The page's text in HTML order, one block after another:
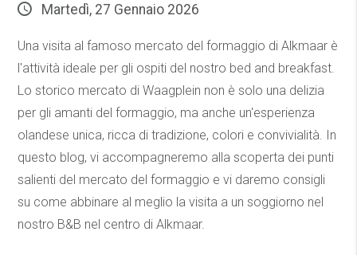
Martedì, 27 Gennaio 2026
Una visita al famoso mercato del formaggio di Alkmaar è
l'attività ideale per gli ospiti del nostro bed and breakfast.
Lo storico mercato di Waagplein non è solo una delizia
per gli amanti del formaggio, ma anche un'esperienza
olandese unica, ricca di tradizione, colori e convivialità. In
questo blog, vi accompagneremo alla scoperta dei punti
salienti del mercato del formaggio e vi daremo consigli
su come abbinare al meglio la visita a un soggiorno nel
nostro B&B nel centro di Alkmaar.